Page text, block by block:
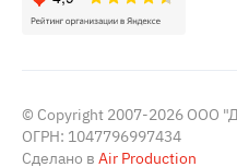
© Copyright 2007-2026 ООО
ОГРН: 1047796997434
Сделано в Air Production